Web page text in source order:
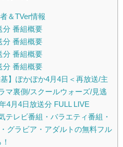
＆TVer情報
分 番組概要
分 番組概要
分 番組概要
分 番組概要
】ぽかぽか4月4日＜再放送/主
マ裏側/スクールウォーズ/見逃
4月4日放送分 FULL LIVE
テレビ番組・バラエティ番組・
グラビア・アダルトの無料フル